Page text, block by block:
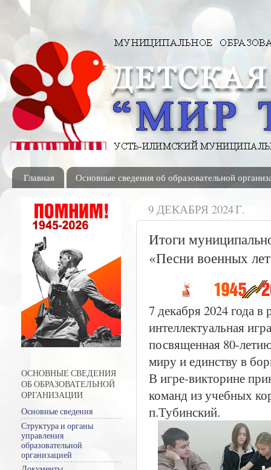
Главная Основные сведения об образовательной
9 ДЕКАБРЯ 2024 Г.
Итоги
«Песни военных
7 декабря 2024 года
интеллектуальная
посвященная 80-
миру и единству в
В игре-викторине
команд из учебных
п.Тубинский.
ОСНОВНЫЕ СВЕДЕНИЯ
ОБ ОБРАЗОВАТЕЛЬНОЙ
ОРГАНИЗАЦИИ
Основные сведения
Структура и органы
управления
образовательной
организацией